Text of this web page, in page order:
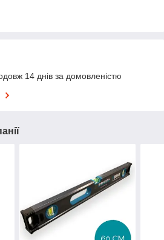
14 днів за домовленістю